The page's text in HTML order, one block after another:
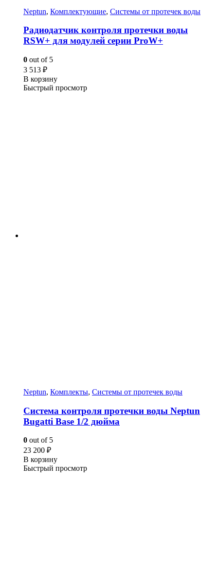
Neptun, Комплектующие, Системы от протечек воды
Радиодатчик контроля протечки воды
RSW+ для модулей серии ProW+
0 out of 5
3 513 ₽
В корзину
Быстрый просмотр
Neptun, Комплекты, Системы от протечек воды
Система контроля протечки воды Neptun
Bugatti Base 1/2 дюйма
0 out of 5
23 200 ₽
В корзину
Быстрый просмотр